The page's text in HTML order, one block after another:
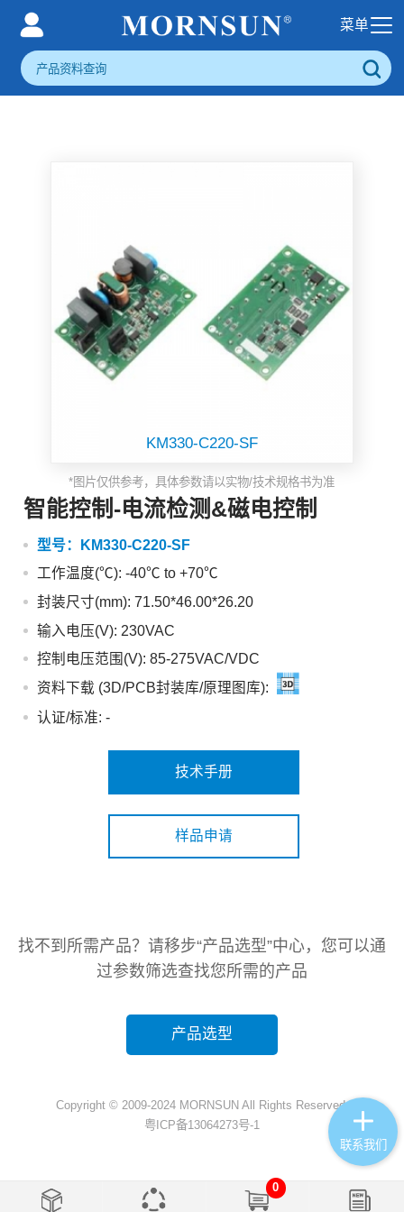
KM330-C220-SF
*图片仅供参考，具体参数请以实物/技术规格书为准
智能控制-电流检测&磁电控制
型号：
KM330-C220-SF
工作温度(℃): -40℃ to +70℃
封装尺寸(mm): 71.50*46.00*26.20
输入电压(V): 230VAC
控制电压范围(V): 85-275VAC/VDC
资料下载 (3D/PCB封装库/原理图库):
认证/标准: -
技术手册
样品申请
找不到所需产品？请移步“产品选型”中心，您可以通
过参数筛选查找您所需的产品
产品选型
0
Copyright © 2009-2024 MORNSUN All Rights Reserved.
粤ICP备13064273号-1
联系我们